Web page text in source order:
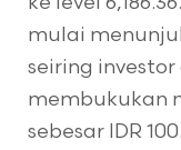
mulai
seiring
membukukan
sebesar IDR